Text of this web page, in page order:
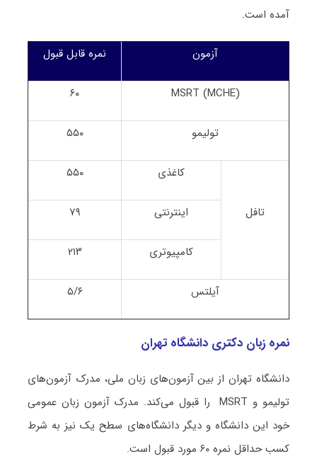
آمده است.
آزمون نمره قابل قبول
MSRT (MCHE) ۶۰
تولیمو ۵۵۰
تافل
کاغذی ۵۵۰
اینترنتی ۷۹
کامپیوتری ۲۱۳
آیلتس ۵/۶
نمره زبان دکتری دانشگاه تهران
دانشگاه تهران از بین آزمون‌های زبان ملی، مدرک آزمون‌های
تولیمو و MSRT را قبول می‌کند. مدرک آزمون زبان عمومی
خود این دانشگاه و دیگر دانشگاه‌های سطح یک نیز به شرط
کسب حداقل نمره ۶۰ مورد قبول است.